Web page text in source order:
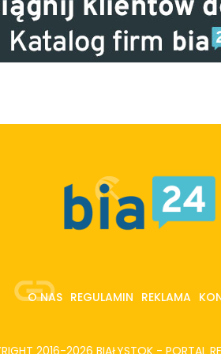
O NAS REGULAMIN REKLAMA